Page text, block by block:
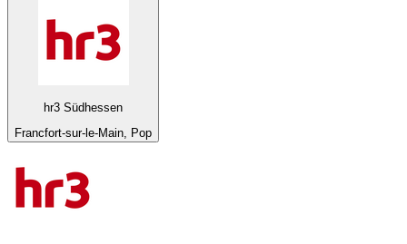
hr3 Südhessen
Francfort-sur-le-Main, Pop